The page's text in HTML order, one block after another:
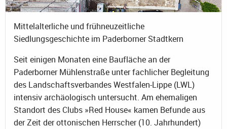
Mittelalterliche und frühneuzeitliche
Siedlungsgeschichte im Paderborner Stadtkern
Seit einigen Monaten eine Baufläche an der
Paderborner Mühlenstraße unter fachlicher Begleitung
des Landschaftsverbandes Westfalen-Lippe (LWL)
intensiv archäologisch untersucht. Am ehemaligen
Standort des Clubs »Red House« kamen Befunde aus
der Zeit der ottonischen Herrscher (10. Jahrhundert)